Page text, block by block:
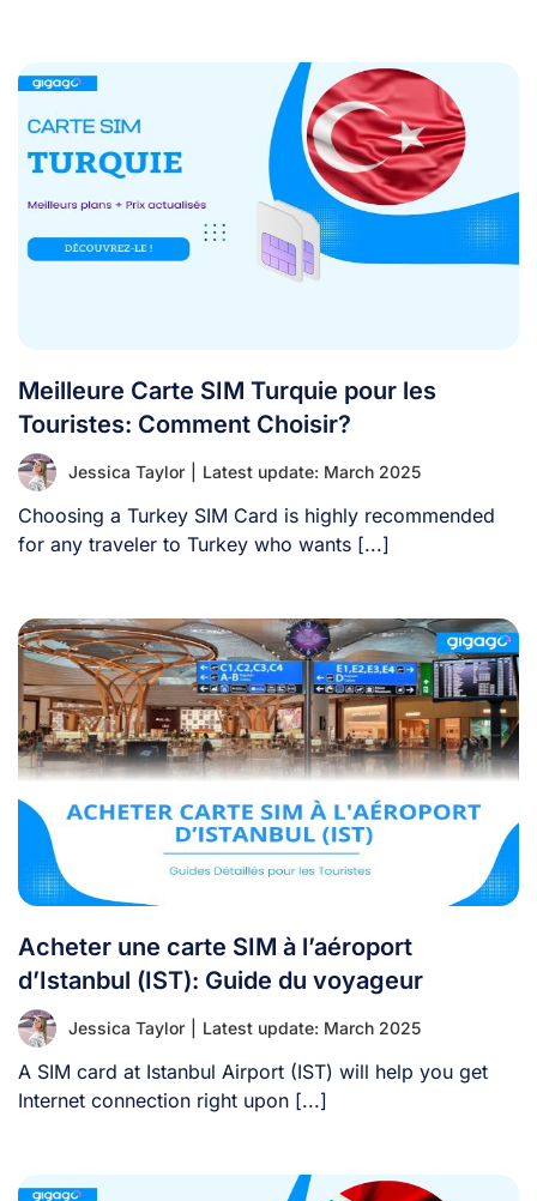
Meilleure Carte SIM Turquie pour les
Touristes: Comment Choisir?
Jessica Taylor Latest update: March 2025
Choosing a Turkey SIM Card is highly recommended
for any traveler to Turkey who wants [...]
Acheter une carte SIM à l’aéroport
d’Istanbul (IST): Guide du voyageur
Jessica Taylor Latest update: March 2025
A SIM card at Istanbul Airport (IST) will help you get
Internet connection right upon [...]